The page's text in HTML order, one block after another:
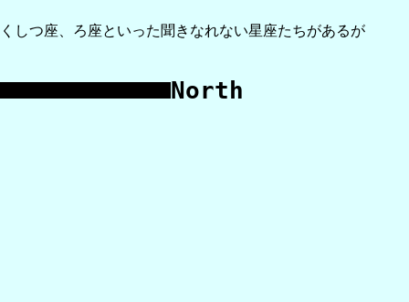
しつ座、ろ座といった聞きなれない星座たちがあるが
North